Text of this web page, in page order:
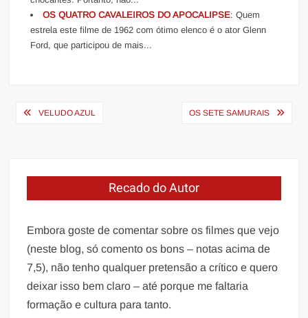
OS QUATRO CAVALEIROS DO APOCALIPSE: Quem
estrela este filme de 1962 com ótimo elenco é o ator Glenn
Ford, que participou de mais...
Navegação
VELUDO AZUL OS SETE SAMURAIS
Recado do Autor
Embora goste de comentar sobre os filmes que vejo
(neste blog, só comento os bons – notas acima de
7,5), não tenho qualquer pretensão a crítico e quero
deixar isso bem claro – até porque me faltaria
formação e cultura para tanto.